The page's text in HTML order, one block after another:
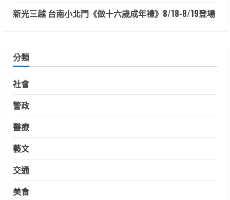
新光三越 台南小北門《做十六歲成年禮》8/18-8/19登場
分類
社會
警政
醫療
藝文
交通
美食